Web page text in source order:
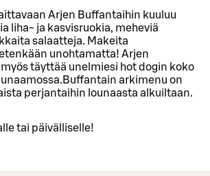
Arjen Buffantaihin kuuluu
liha- ja kasvisruokia, meheviä
salaatteja. Makeita
unohtamatta! Arjen
täyttää unelmiesi hot dogin koko
arkimenu on
perjantaihin lounaasta alkuiltaan.
tai päivälliselle!